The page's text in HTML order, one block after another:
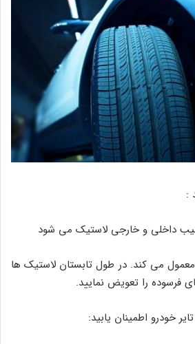
:
داخلی و خارجی لاستیک می شود
معمول می کند. در طول تابستان لاستیک ها
فرسوده را تعویض نمایید.
خودرو اطمینان یابید: